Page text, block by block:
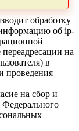
обработку
об ip-
на
в
проведения
на сбор и